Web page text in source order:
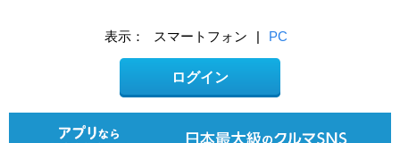
表示： スマートフォン | PC
ログイン